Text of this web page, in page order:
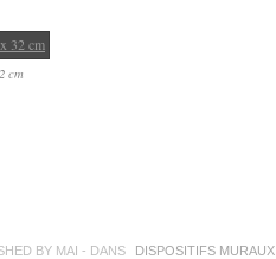
cm
BY MAI - DANS DISPOSITIFS MURAUX